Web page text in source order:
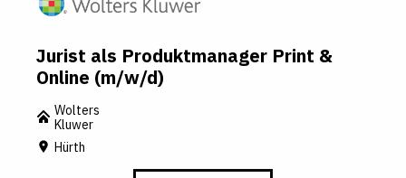
Jurist als Produktmanager Print &
Online (m/w/d)
Wolters
Kluwer
Hürth